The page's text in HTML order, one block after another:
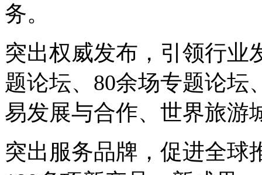
务。
突出权威发布，引领行业
题论坛、80余场专题论坛
易发展与合作、世界旅游
突出服务品牌，促进全球